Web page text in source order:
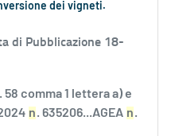
dei vigneti.
di Pubblicazione 18-
58 comma 1 lettera a) e
n. 635206...AGEA n.